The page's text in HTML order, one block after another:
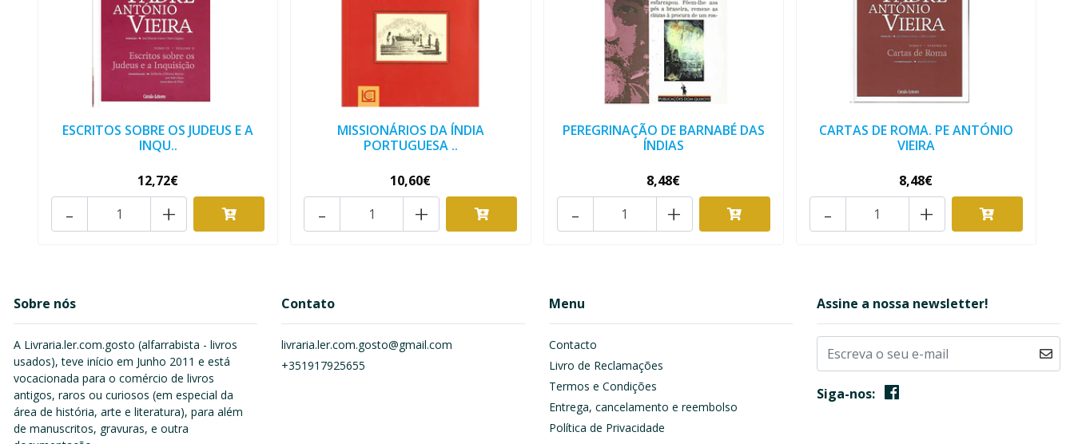
ESCRITOS SOBRE OS JUDEUS E A
INQU..
12,72€
+
-
MISSIONÁRIOS DA ÍNDIA
PORTUGUESA ..
10,60€
+
-
PEREGRINAÇÃO DE BARNABÉ DAS
ÍNDIAS
8,48€
+
-
CARTAS DE ROMA. PE ANTÓNIO
VIEIRA
8,48€
+
-
Sobre nós
A Livraria.ler.com.gosto (alfarrabista - livros
usados), teve início em Junho 2011 e está
vocacionada para o comércio de livros
antigos, raros ou curiosos (em especial da
área de história, arte e literatura), para além
de manuscritos, gravuras, e outra
Contato
livraria.ler.com.gosto@gmail.com
+351917925655
Menu
Contacto
Livro de Reclamações
Termos e Condições
Entrega, cancelamento e reembolso
Política de Privacidade
Assine a nossa newsletter!
Siga-nos: